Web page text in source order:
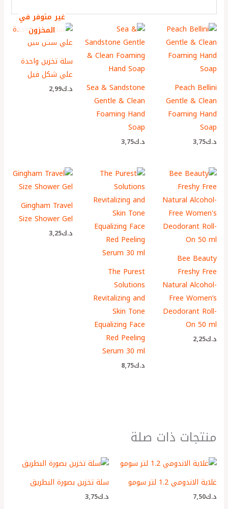
Peach Bellini
Gentle & Clean
Foaming Hand
Soap
د.ك3٫75
Sea & Sandstone
Gentle & Clean
Foaming Hand
Soap
د.ك3٫75
غير متوفر في
المخزون
سلة تخزين واحدة
علي شكل فيل
د.ك2٫99
Bee Beauty
Freshy Free
Natural Alcohol-
Free Women’s
Deodorant Roll-
On 50 ml
د.ك2٫25
The Purest
Solutions
Revitalizing and
Skin Tone
Equalizing Face
Red Peeling
Serum 30 ml
د.ك8٫75
Gingham Travel
Size Shower Gel
د.ك3٫25
منتجات ذات صلة
غلاية الاندومي 1.2 لتر سومو
د.ك7٫50
سلة تخزين بصورة البطريق
د.ك3٫75